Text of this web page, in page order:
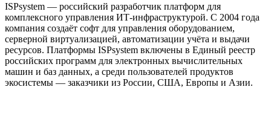
ISPsystem — российский разработчик платформ для
комплексного управления ИТ-инфраструктурой. С 2004 года
компания создаёт софт для управления оборудованием,
серверной виртуализацией, автоматизации учёта и выдачи
ресурсов. Платформы ISPsystem включены в Единый реестр
российских программ для электронных вычислительных
машин и баз данных, а среди пользователей продуктов
экосистемы — заказчики из России, США, Европы и Азии.